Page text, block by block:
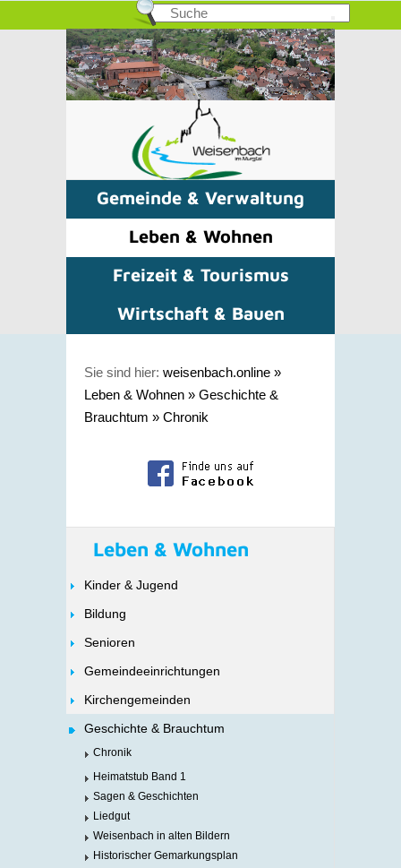
Gemeinde & Verwaltung
Leben & Wohnen
Freizeit & Tourismus
Wirtschaft & Bauen
Sie sind hier: weisenbach.online »
Leben & Wohnen » Geschichte &
Brauchtum » Chronik
Leben & Wohnen
Kinder & Jugend
Bildung
Senioren
Gemeindeeinrichtungen
Kirchengemeinden
Geschichte & Brauchtum
Chronik
Heimatstub Band 1
Sagen & Geschichten
Liedgut
Weisenbach in alten Bildern
Historischer Gemarkungsplan